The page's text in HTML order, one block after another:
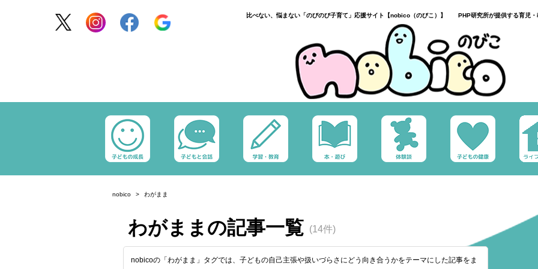
比べない、悩まない「のびのび子育て」応援サイト【nobico（のびこ）】 PHP研究所が提供する育児・
nobico わがまま
わがままの記事一覧 (14件)
nobicoの「わがまま」タグでは、子どもの自己主張や扱いづらさにどう向き合うかをテーマにした記事をま